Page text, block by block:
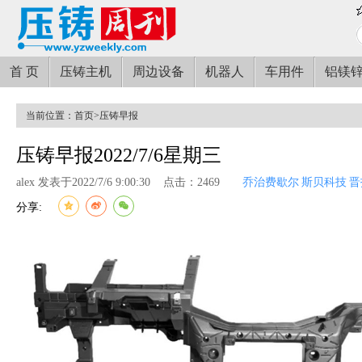
首 页 压铸主机 周边设备 机器人 车用件 铝镁
当前位置： 首页>压铸早报
压铸早报2022/7/6星期三
alex 发表于2022/7/6 9:00:30 点击：2469 乔治费歇尔 斯贝科技
分享: